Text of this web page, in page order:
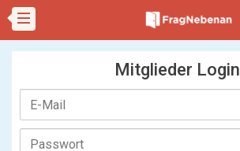
Mitglieder Login